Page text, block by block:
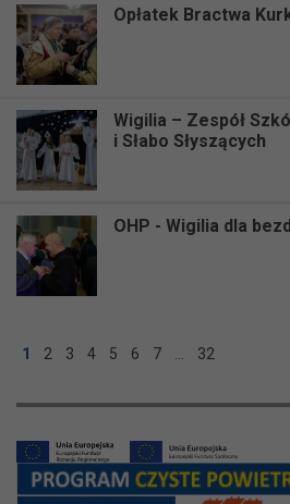
Opłatek Bractwa
Wigilia – Zespół
i Słabo Słyszących
OHP - Wigilia dla
1 2 3 4 5 6 7 32